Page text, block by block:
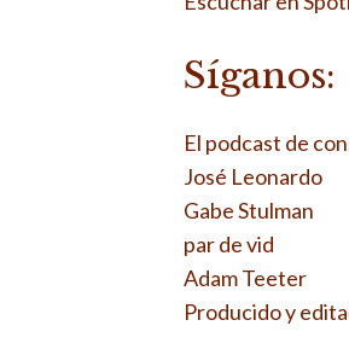
Síganos:
El podcast de
José Leonardo
Gabe Stulman
par de vid
Adam Teeter
Producido y